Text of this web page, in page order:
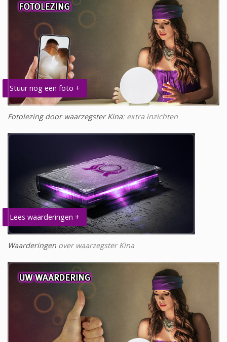
Stuur nog een foto +
Fotolezing door waarzegster Kina: extra inzichten
Lees waarderingen +
Waarderingen over waarzegster Kina